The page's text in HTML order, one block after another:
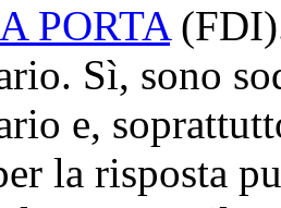
PORTA(FDI
Sì, sono
e,
la risposta